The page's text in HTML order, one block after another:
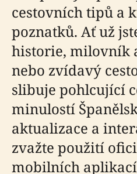
cestovních tipů a
poznatků. Ať už
historie, milovník
nebo zvídavý
slibuje pohlcující
minulostí
aktualizace a
zvažte použití
mobilních